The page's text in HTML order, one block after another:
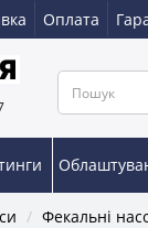
Оплата
Фекальні